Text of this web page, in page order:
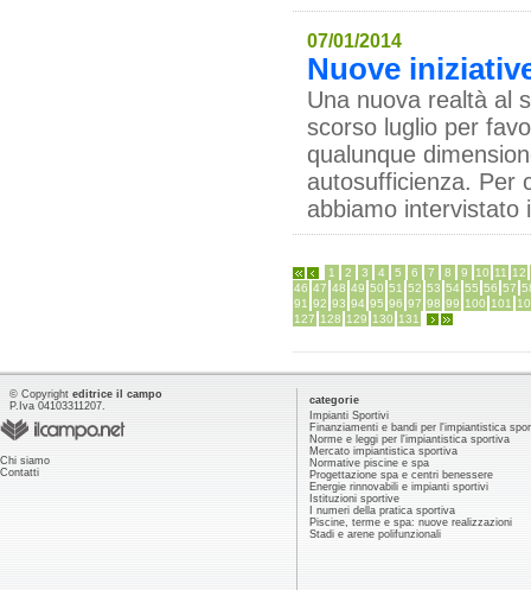
07/01/2014
Nuove
Una nuova realtà al
scorso luglio per
qualunque
autosufficienza. Per
abbiamo intervistato
1 2 3 4 5 6 7 8 9 10 11
12
46 47 48 49 50 51 52 53 54 55 56 57
91 92 93 94 95 96 97 98 99 100 101
127 128 129 130 131
© Copyright editrice il campo
P.Iva 04103311207.
Chi siamo
Contatti
categorie
Impianti Sportivi
Finanziamenti e bandi per l'impiantistica
Norme e leggi per l'impiantistica sportiva
Mercato impiantistica sportiva
Normative piscine e spa
Progettazione spa e centri benessere
Energie rinnovabili e impianti sportivi
Istituzioni sportive
I numeri della pratica sportiva
Piscine, terme e spa: nuove realizzazioni
Stadi e arene polifunzionali